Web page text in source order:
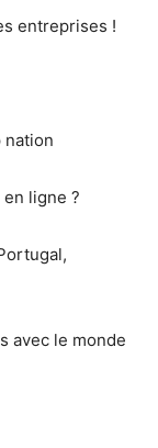
entreprises !
nation
ligne ?
avec le monde